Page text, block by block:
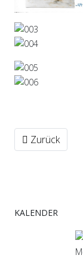
Vorheriger
Zurück
KALENDER